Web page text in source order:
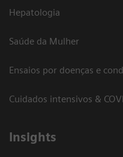
Hepatologia
Saúde da Mulher
Ensaios por doenças e
Cuidados intensivos &
Insights